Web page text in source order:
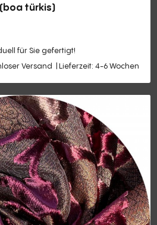
türkis)
für Sie gefertigt!
Versand Lieferzeit: 4-6 Wochen